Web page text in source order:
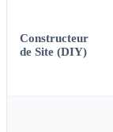
Constructeur
de Site (DIY)